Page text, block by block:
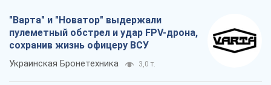
"Варта" и "Новатор" выдержали
пулеметный обстрел и удар FPV-дрона,
сохранив жизнь офицеру ВСУ
Украинская Бронетехника 3,0 т.